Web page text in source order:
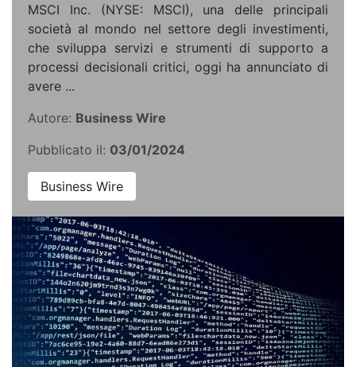
MSCI Inc. (NYSE: MSCI), una delle principali
società al mondo nel settore degli investimenti,
che sviluppa servizi e strumenti di supporto a
processi decisionali critici, oggi ha annunciato di
avere ...
Autore: Business Wire
Pubblicato il: 03/01/2024
Business Wire